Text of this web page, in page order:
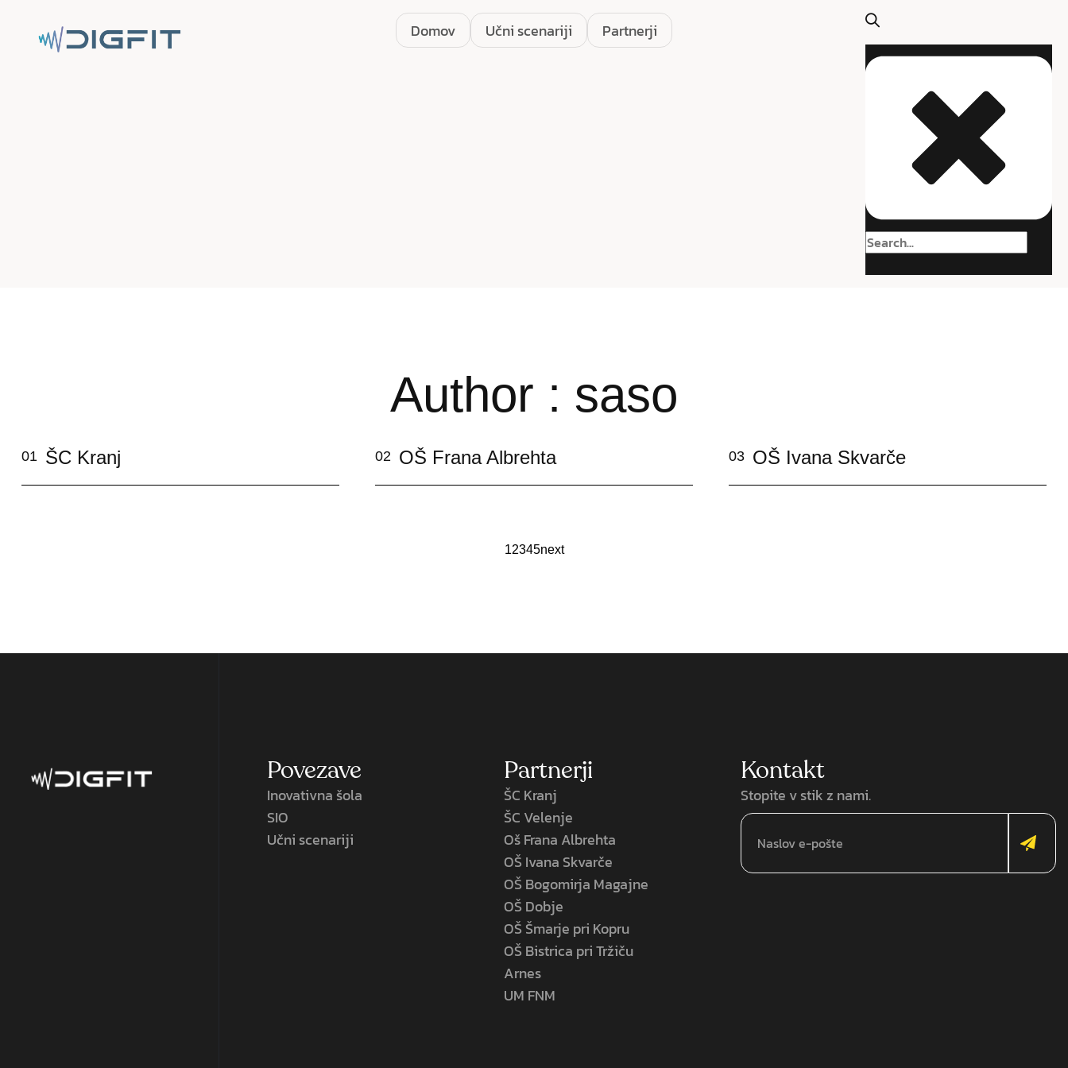
Domov Učni scenariji Partnerji
Author : saso
01 ŠC Kranj 02 OŠ Frana Albrehta 03 OŠ Ivana Skvarče
12345next
Povezave
Inovativna šola
SIO
Učni scenariji
Partnerji
ŠC Kranj
ŠC Velenje
Oš Frana Albrehta
OŠ Ivana Skvarče
OŠ Bogomirja Magajne
OŠ Dobje
OŠ Šmarje pri Kopru
OŠ Bistrica pri Tržiču
Arnes
UM FNM
Kontakt
Stopite v stik z nami.